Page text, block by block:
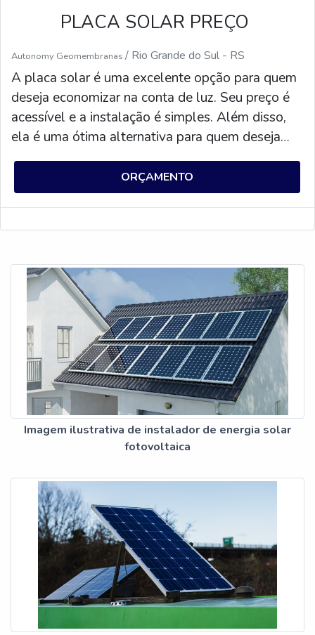
PLACA SOLAR PREÇO
Autonomy Geomembranas / Rio Grande do Sul - RS
A placa solar é uma excelente opção para quem
deseja economizar na conta de luz. Seu preço é
acessível e a instalação é simples. Além disso,
ela é uma ótima alternativa para quem deseja
contribuir com o meio ambiente, pois não emite
gases poluentes. Por isso, aproveite e adquira já
a sua placa solar com preço acessível.
ORÇAMENTO
Imagem ilustrativa de instalador de energia solar
fotovoltaica